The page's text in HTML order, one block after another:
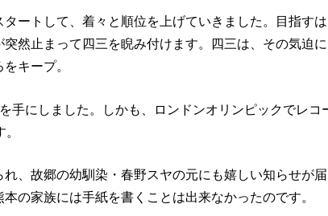
ートして、着々と順位を上げていきました。目指す
然止まって四三を睨み付けます。四三は、その気迫
キープ。
手にしました。しかも、ロンドンオリンピックでレコ
、故郷の幼馴染・春野スヤの元にも嬉しい知らせが
の家族には手紙を書くことは出来なかったのです。